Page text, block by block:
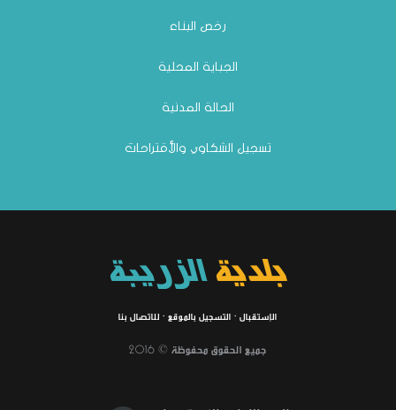
بلاغ بخصوص تعيين مكتب دراسات
رخص البناء
الجباية المحلية
الحالة المدنية
تسجيل الشكاوي والأقتراحات
بلديةالزريبة
للاتصال بنا · التسجيل بالموقع · الإستقبال
جميع الحقوق محفوظة © 2016